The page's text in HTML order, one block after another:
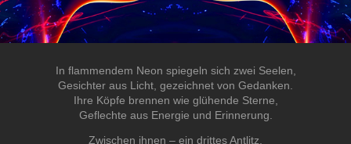
In flammendem Neon spiegeln sich zwei Seelen,
Gesichter aus Licht, gezeichnet von Gedanken.
Ihre Köpfe brennen wie glühende Sterne,
Geflechte aus Energie und Erinnerung.
Zwischen ihnen – ein drittes Antlitz,